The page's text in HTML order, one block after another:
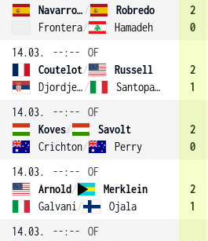
Navarro-Gutierrez /
Robredo
Frontera/ Hamadeh
2
0
14.03.
--:--
OF
Coutelot/
Russell
Djordjevic / Santopadre (3)
2
1
14.03.
--:--
OF
Koves/
Savolt
Crichton/ Perry
2
0
14.03.
--:--
OF
Arnold/
Merklein
Galvani / Ojala
2
1
14.03.
--:--
OF